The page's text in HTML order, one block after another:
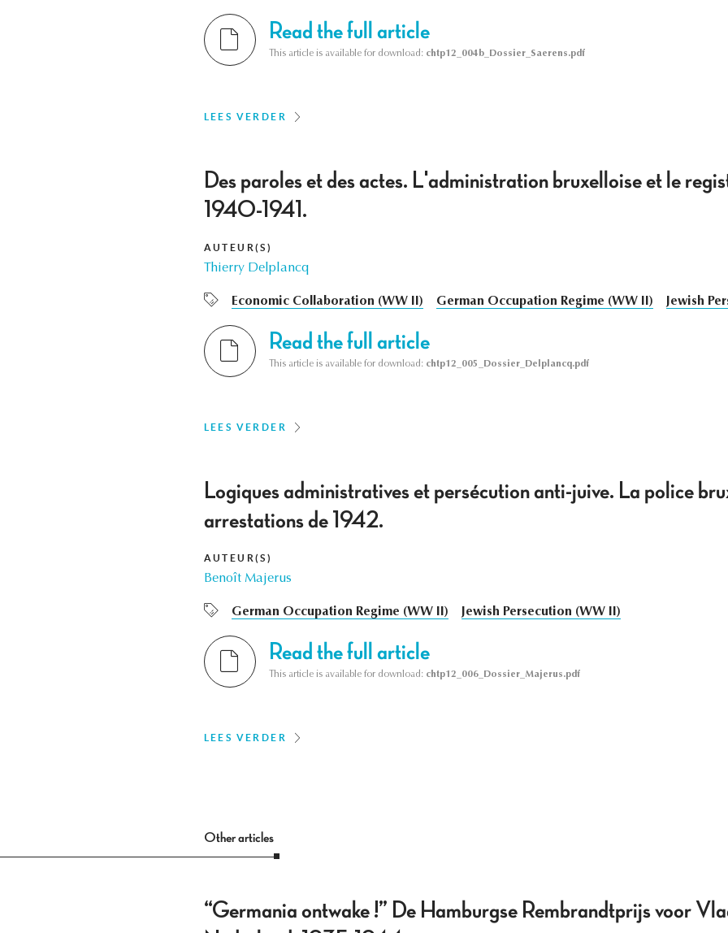
Read the full article
This article is available for download: chtp12_004b_Dossier_Saerens.pdf
LEES VERDER
Des paroles et des actes. L'administration bruxelloise et le
1940-1941.
AUTEUR(S)
Thierry Delplancq
Economic Collaboration (WW II) German Occupation Regime (WW II) Jewish
Read the full article
This article is available for download: chtp12_005_Dossier_Delplancq.pdf
LEES VERDER
Logiques administratives et persécution anti-juive. La police
arrestations de 1942.
AUTEUR(S)
Benoît Majerus
German Occupation Regime (WW II) Jewish Persecution (WW II)
Read the full article
This article is available for download: chtp12_006_Dossier_Majerus.pdf
LEES VERDER
Other articles
“Germania ontwake !” De Hamburgse Rembrandtprijs voor